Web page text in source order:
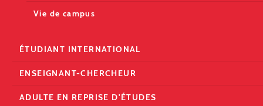
Vie de campus
ÉTUDIANT INTERNATIONAL
ENSEIGNANT-CHERCHEUR
ADULTE EN REPRISE D'ÉTUDES